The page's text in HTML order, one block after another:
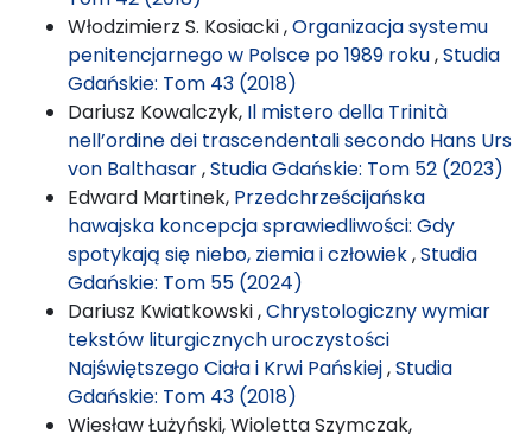
Włodzimierz S. Kosiacki ,Organizacja systemu
penitencjarnego w Polsce po 1989 roku,Studia
Gdańskie: Tom 43 (2018)
Dariusz Kowalczyk, Il mistero della Trinità
nell’ordine dei trascendentali secondo Hans Urs
von Balthasar,Studia Gdańskie: Tom 52 (2023)
Edward Martinek, Przedchrześcijańska
hawajska koncepcja sprawiedliwości: Gdy
spotykają się niebo, ziemia i człowiek,Studia
Gdańskie: Tom 55 (2024)
Dariusz Kwiatkowski ,Chrystologiczny wymiar
tekstów liturgicznych uroczystości
Najświętszego Ciała i Krwi Pańskiej,Studia
Gdańskie: Tom 43 (2018)
Wiesław Łużyński, Wioletta Szymczak,